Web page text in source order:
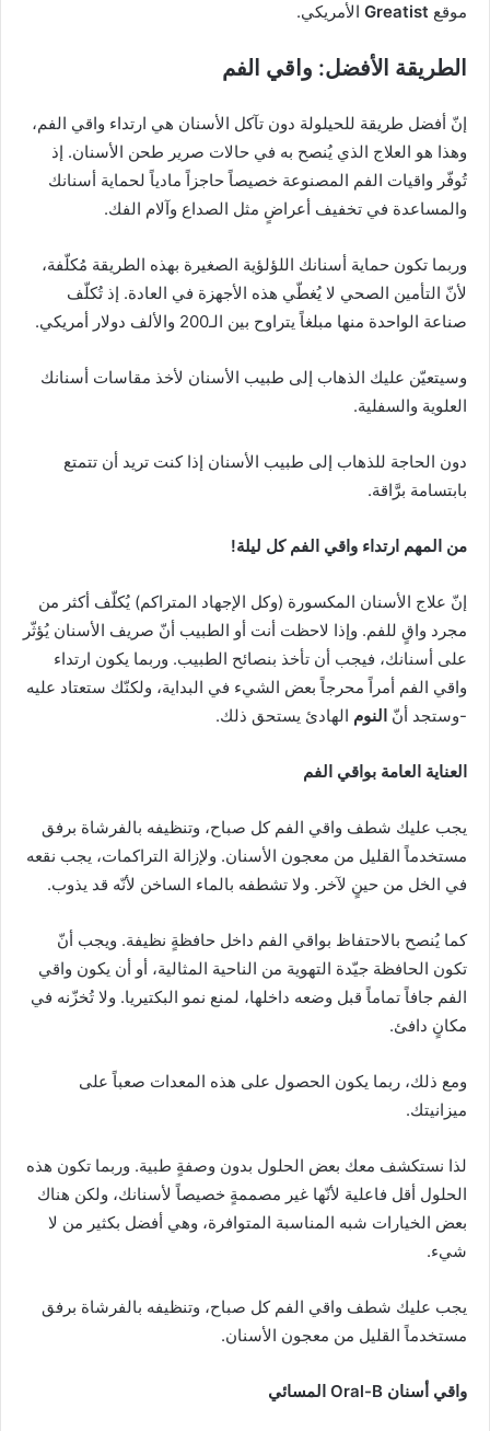
موقع Greatist الأمريكي.
الطريقة الأفضل: واقي الفم
إنّ أفضل طريقة للحيلولة دون تآكل الأسنان هي ارتداء واقي الفم،
وهذا هو العلاج الذي يُنصح به في حالات صرير طحن الأسنان. إذ
تُوفّر واقيات الفم المصنوعة خصيصاً حاجزاً مادياً لحماية أسنانك
والمساعدة في تخفيف أعراضٍ مثل الصداع وآلام الفك.
وربما تكون حماية أسنانك اللؤلؤية الصغيرة بهذه الطريقة مُكلّفة،
لأنّ التأمين الصحي لا يُغطّي هذه الأجهزة في العادة. إذ تُكلّف
صناعة الواحدة منها مبلغاً يتراوح بين الـ200 والألف دولار أمريكي.
وسيتعيّن عليك الذهاب إلى طبيب الأسنان لأخذ مقاسات أسنانك
العلوية والسفلية.
دون الحاجة للذهاب إلى طبيب الأسنان إذا كنت تريد أن تتمتع
بابتسامة برَّاقة.
من المهم ارتداء واقي الفم كل ليلة!
إنّ علاج الأسنان المكسورة (وكل الإجهاد المتراكم) يُكلّف أكثر من
مجرد واقٍ للفم. وإذا لاحظت أنت أو الطبيب أنّ صريف الأسنان يُؤثّر
على أسنانك، فيجب أن تأخذ بنصائح الطبيب. وربما يكون ارتداء
واقي الفم أمراً محرجاً بعض الشيء في البداية، ولكنّك ستعتاد عليه
-وستجد أنّ النوم الهادئ يستحق ذلك.
العناية العامة بواقي الفم
يجب عليك شطف واقي الفم كل صباح، وتنظيفه بالفرشاة برفق
مستخدماً القليل من معجون الأسنان. ولإزالة التراكمات، يجب نقعه
في الخل من حينٍ لآخر. ولا تشطفه بالماء الساخن لأنّه قد يذوب.
كما يُنصح بالاحتفاظ بواقي الفم داخل حافظةٍ نظيفة. ويجب أنّ
تكون الحافظة جيّدة التهوية من الناحية المثالية، أو أن يكون واقي
الفم جافاً تماماً قبل وضعه داخلها، لمنع نمو البكتيريا. ولا تُخزّنه في
مكانٍ دافئ.
ومع ذلك، ربما يكون الحصول على هذه المعدات صعباً على
ميزانيتك.
لذا نستكشف معك بعض الحلول بدون وصفةٍ طبية. وربما تكون هذه
الحلول أقل فاعلية لأنّها غير مصممةٍ خصيصاً لأسنانك، ولكن هناك
بعض الخيارات شبه المناسبة المتوافرة، وهي أفضل بكثير من لا
شيء.
يجب عليك شطف واقي الفم كل صباح، وتنظيفه بالفرشاة برفق
مستخدماً القليل من معجون الأسنان.
واقي أسنان المسائي